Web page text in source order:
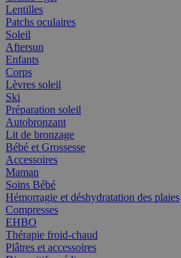
Lentilles
Patchs oculaires
Soleil
Aftersun
Enfants
Corps
Lèvres soleil
Ski
Préparation soleil
Autobronzant
Lit de bronzage
Bébé et Grossesse
Accessoires
Maman
Soins Bébé
Hémorragie et déshydratation des plaies
Compresses
EHBO
Thérapie froid-chaud
Plâtres et accessoires